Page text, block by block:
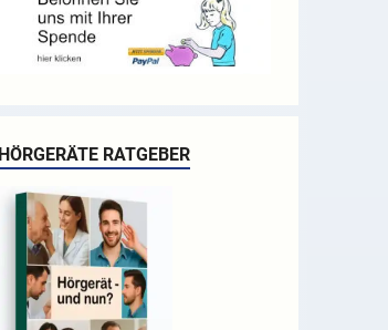
HÖRGERÄTE RATGEBER